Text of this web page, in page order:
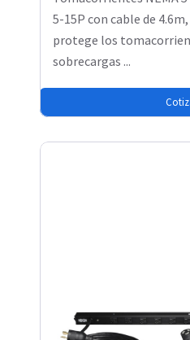
5-15P con cable de
protege los
sobrecargas ...